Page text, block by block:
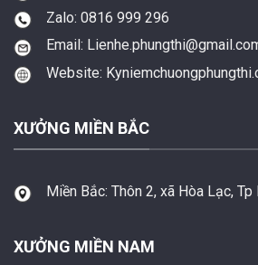
Zalo: 0816 999 296
Email:
Website:
XƯỞNG MIỀN BẮC
Miền Bắc: Thôn 2, xã Hòa Lạc, Tp
XƯỞNG MIỀN NAM